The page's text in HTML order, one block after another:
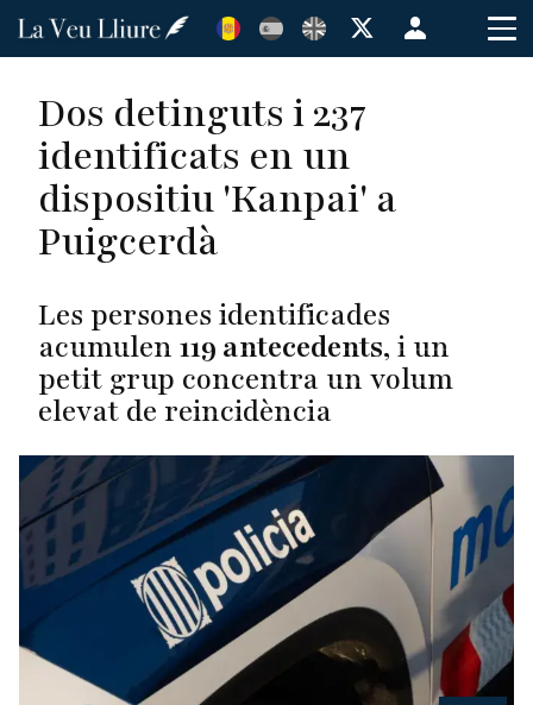
Vés
Menú
de
Dos detinguts i 237
identificats en un
dispositiu 'Kanpai' a
Puigcerdà
Les persones identificades
acumulen 119 antecedents, i un
petit grup concentra un volum
elevat de reincidència